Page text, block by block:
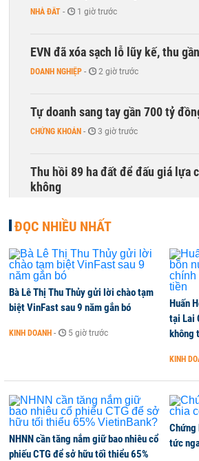
NHÀ ĐẤT - 1 giờ trước
EVN đã xóa sạch lỗ lũy kế, thu
DOANH NGHIỆP - 2 giờ trước
Tự doanh sang tay gần 700 tỷ
CHỨNG KHOÁN - 3 giờ trước
Thu hồi 89 ha đất để đấu giá lựa
không
Dòng tiền ngoại bất ngờ trở lại
CHỨNG KHOÁN 3 giờ trước
Kiến nghị đưa người bán hàng
TikToker Khánh Sky, Vua Quạt,
ĐỌC NHIỀU NHẤT
Bà Lê Thị Thu Thủy gửi lời chào tạm
biệt VinFast sau 9 năm gắn bó
KINH DOANH - 5 giờ trước
Huấn
tại Lai
không
KINH
NHNN cần tăng nắm giữ bao nhiêu cổ
phiếu CTG để sở hữu tối thiểu 65%
Chứng
tức